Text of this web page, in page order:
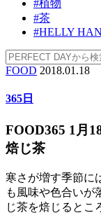
#植物
#茶
#HELLY
FOOD 2018.01.18
365日
FOOD365 1月
焙じ茶
寒さが増す季節に
も風味や色合いが
じ茶を焙じると